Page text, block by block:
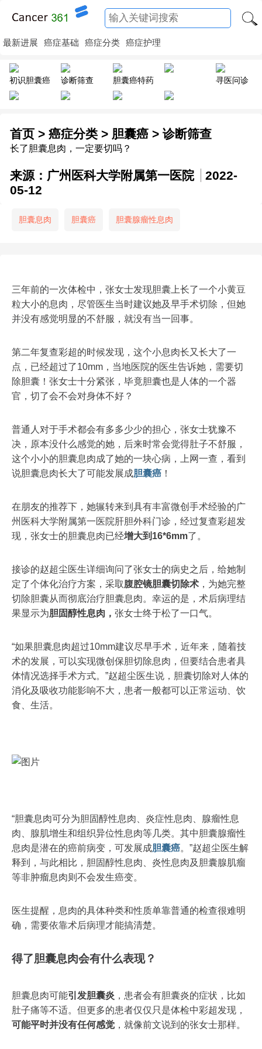
最新进展 癌症基础 癌症分类 癌症护理
初识胆囊癌 诊断筛查 胆囊癌特药 寻医问诊
首页 > 癌症分类 > 胆囊癌 > 诊断筛查
长了胆囊息肉，一定要切吗？
来源：广州医科大学附属第一医院
2022-
05-12
胆囊息肉 胆囊癌 胆囊腺瘤性息肉
三年前的一次体检中，张女士发现胆囊上长了一个小黄豆
粒大小的息肉，尽管医生当时建议她及早手术切除，但她
并没有感觉明显的不舒服，就没有当一回事。
第二年复查彩超的时候发现，这个小息肉长又长大了一
点，已经超过了10mm，当地医院的医生告诉她，需要切
除胆囊！张女士十分紧张，毕竟胆囊也是人体的一个器
官，切了会不会对身体不好？
普通人对于手术都会有多多少少的担心，张女士犹豫不
决，原本没什么感觉的她，后来时常会觉得肚子不舒服，
这个小小的胆囊息肉成了她的一块心病，上网一查，看到
说胆囊息肉长大了可能发展成胆囊癌 ！
在朋友的推荐下，她辗转来到具有丰富微创手术经验的广
州医科大学附属第一医院肝胆外科门诊，经过复查彩超发
现，张女士的胆囊息肉已经增大到16*6mm了。
接诊的赵超尘医生详细询问了张女士的病史之后，给她制
定了个体化治疗方案，采取腹腔镜胆囊切除术 ，为她完整
切除胆囊从而彻底治疗胆囊息肉。幸运的是，术后病理结
果显示为胆固醇性息肉， 张女士终于松了一口气。
“如果胆囊息肉超过10mm建议尽早手术，近年来，随着技
术的发展，可以实现微创保胆切除息肉，但要结合患者具
体情况选择手术方式。”赵超尘医生说，胆囊切除对人体的
消化及吸收功能影响不大，患者一般都可以正常运动、饮
食、生活。
“胆囊息肉可分为胆固醇性息肉、炎症性息肉、腺瘤性息
肉、腺肌增生和组织异位性息肉等几类。其中胆囊腺瘤性
息肉是潜在的癌前病变，可发展成胆囊癌。”赵超尘医生解
释到，与此相比，胆固醇性息肉、炎性息肉及胆囊腺肌瘤
等非肿瘤息肉则不会发生癌变。
医生提醒，息肉的具体种类和性质单靠普通的检查很难明
确，需要依靠术后病理才能搞清楚。
得了胆囊息肉会有什么表现？
胆囊息肉可能引发胆囊炎 ，患者会有胆囊炎的症状，比如
肚子痛等不适。但更多的患者仅仅只是体检中彩超发现，
可能平时并没有任何感觉 ，就像前文说到的张女士那样。